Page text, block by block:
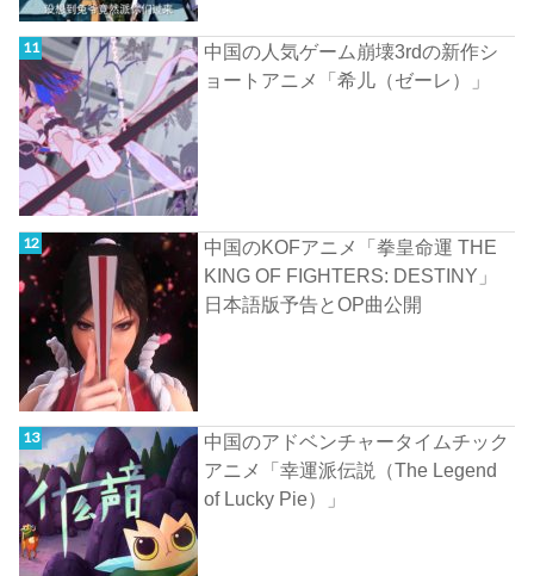
中国の人気ゲーム崩壊3rdの新作シ
ョートアニメ「希儿（ゼーレ）」
中国のKOFアニメ「拳皇命運 THE
KING OF FIGHTERS: DESTINY」
日本語版予告とOP曲公開
中国のアドベンチャータイムチック
アニメ「幸運派伝説（The Legend
of Lucky Pie）」